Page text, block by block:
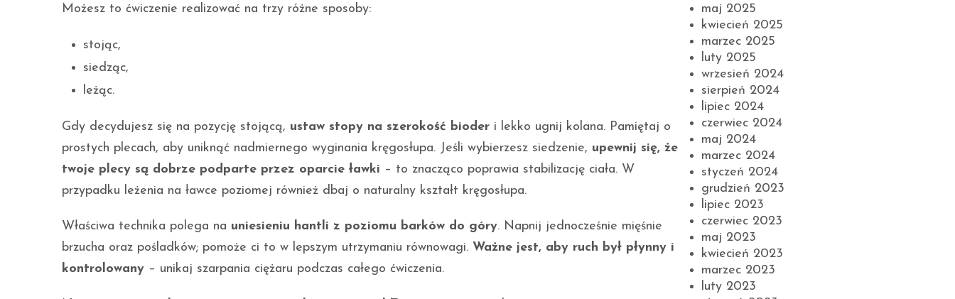
Możesz to ćwiczenie realizować na trzy różne sposoby:
stojąc,
siedząc,
leżąc.
Gdy decydujesz się na pozycję stojącą, ustaw stopy na szerokość bioder i lekko ugnij kolana. Pamiętaj o
prostych plecach, aby uniknąć nadmiernego wyginania kręgosłupa. Jeśli wybierzesz siedzenie, upewnij się, że
twoje plecy są dobrze podparte przez oparcie ławki – to znacząco poprawia stabilizację ciała. W
przypadku leżenia na ławce poziomej również dbaj o naturalny kształt kręgosłupa.
Właściwa technika polega na uniesieniu hantli z poziomu barków do góry. Napnij jednocześnie mięśnie
brzucha oraz pośladków; pomoże ci to w lepszym utrzymaniu równowagi. Ważne jest, aby ruch był płynny i
kontrolowany – unikaj szarpania ciężaru podczas całego ćwiczenia.
maj 2025
kwiecień 2025
marzec 2025
luty 2025
wrzesień 2024
sierpień 2024
lipiec 2024
czerwiec 2024
maj 2024
marzec 2024
styczeń 2024
grudzień 2023
lipiec 2023
czerwiec 2023
maj 2023
kwiecień 2023
marzec 2023
luty 2023